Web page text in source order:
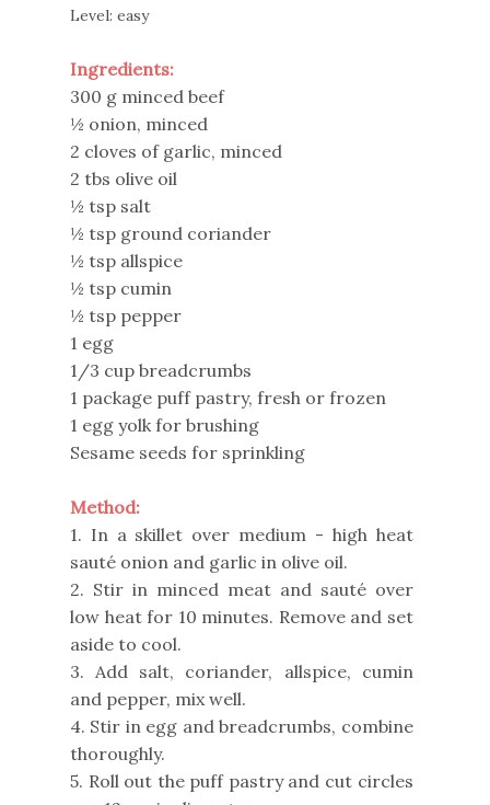
Level: easy
Ingredients:
300 g minced beef
½ onion, minced
2 cloves of garlic, minced
2 tbs olive oil
½ tsp salt
½ tsp ground coriander
½ tsp allspice
½ tsp cumin
½ tsp pepper
1 egg
1/3 cup breadcrumbs
1 package puff pastry, fresh or frozen
1 egg yolk for brushing
Sesame seeds for sprinkling
Method:
1. In a skillet over medium - high heat
sauté onion and garlic in olive oil.
2. Stir in minced meat and sauté over
low heat for 10 minutes. Remove and set
aside to cool.
3. Add salt, coriander, allspice, cumin
and pepper, mix well.
4. Stir in egg and breadcrumbs, combine
thoroughly.
5. Roll out the puff pastry and cut circles